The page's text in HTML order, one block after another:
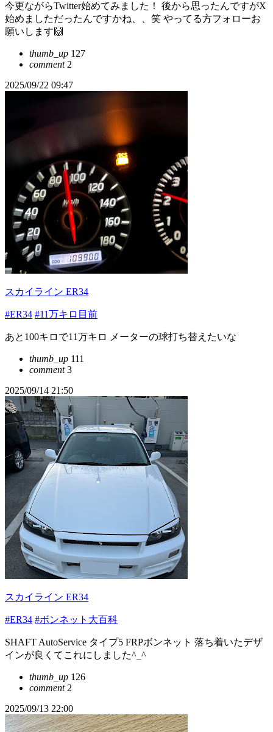
今更ながらTwitter始めてみました！ 後から思ったんですがX
始めましただったんですかね、、笑 やってる方フォローお
願いします🙌
thumb_up 127
comment2
2025/09/22 09:47
スカイライン ER34
#ER34 #11万キロ目前
あと100キロで11万キロ メーターの球打ち替えたいな
thumb_up 111
comment3
2025/09/14 21:50
スカイライン ER34
#ER34 #ボンネット大百科
SHAFT AutoService タイプ5 FRPボンネット 落ち着いたデザ
インが良くてこれにしました^_^
thumb_up 126
comment2
2025/09/13 22:00